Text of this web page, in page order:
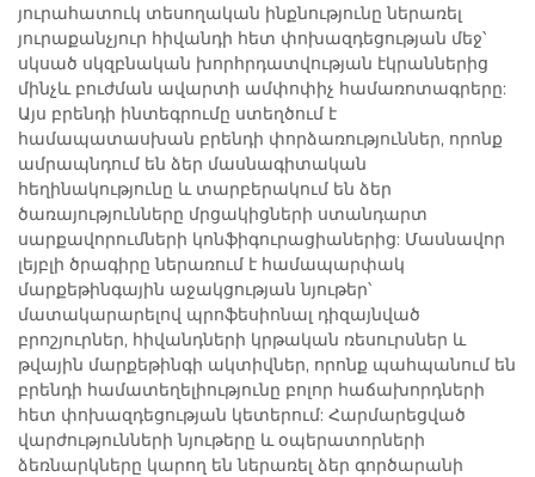
յուրահատուկ տեսողական ինքնությունը ներառել
յուրաքանչյուր հիվանդի հետ փոխազդեցության մեջ՝
սկսած սկզբնական խորհրդատվության էկրաններից
մինչև բուժման ավարտի ամփոփիչ համառոտագրերը:
Այս բրենդի ինտեգրումը ստեղծում է
համապատասխան բրենդի փորձառություններ, որոնք
ամրապնդում են ձեր մասնագիտական
հեղինակությունը և տարբերակում են ձեր
ծառայությունները մրցակիցների ստանդարտ
սարքավորումների կոնֆիգուրացիաներից: Մասնավոր
լեյբլի ծրագիրը ներառում է համապարփակ
մարքեթինգային աջակցության նյութեր՝
մատակարարելով պրոֆեսիոնալ դիզայնված
բրոշյուրներ, հիվանդների կրթական ռեսուրսներ և
թվային մարքեթինգի ակտիվներ, որոնք պահպանում են
բրենդի համատեղելիությունը բոլոր հաճախորդների
հետ փոխազդեցության կետերում: Հարմարեցված
վարժությունների նյութերը և օպերատորների
ձեռնարկները կարող են ներառել ձեր գործարանի